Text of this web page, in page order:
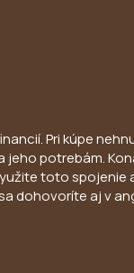
Pri kúpe
potrebám.
toto spojenie
dohovoríte aj v